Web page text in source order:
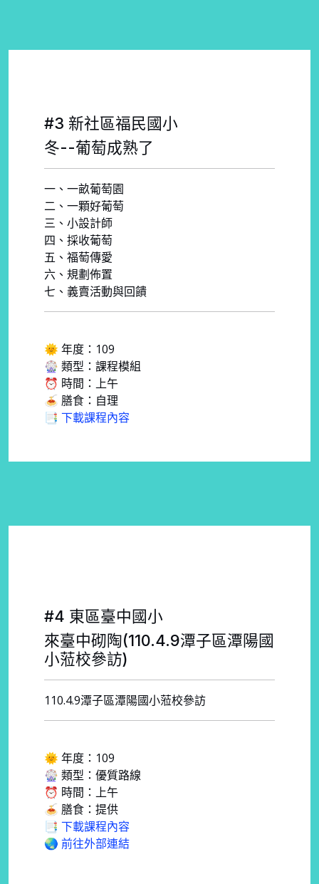
#3 新社區福民國小
冬--葡萄成熟了
一、一畝葡萄園
二、一顆好葡萄
三、小設計師
四、採收葡萄
五、福萄傳愛
六、規劃佈置
七、義賣活動與回饋
🌞 年度：109
🎡 類型：課程模組
⏰ 時間：上午
🍝 膳食：自理
📑 下載課程內容
#4 東區臺中國小
來臺中砌陶(110.4.9潭子區潭陽國
小蒞校參訪)
110.4.9潭子區潭陽國小蒞校參訪
🌞 年度：109
🎡 類型：優質路線
⏰ 時間：上午
🍝 膳食：提供
📑 下載課程內容
🌏 前往外部連結